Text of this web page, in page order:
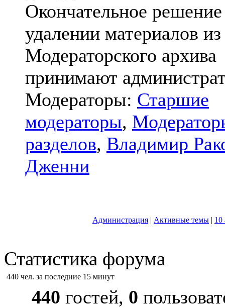
Окончательное
удалении материалов из
Модераторского архива
принимают
Модераторы: Старшие
модераторы,
разделов, Владимир
Дженни
Администрация | Активные темы | 10
Статистика форума
440 чел. за последние 15 минут
440 гостей, 0